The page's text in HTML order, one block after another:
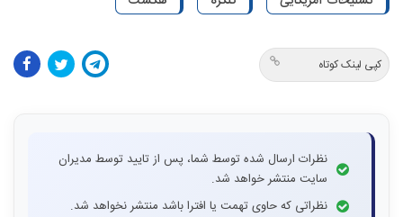
کپی لینک کوتاه
نظرات ارسال شده توسط شما، پس از تایید توسط مدیران
سایت منتشر خواهد شد.
نظراتی که حاوی تهمت یا افترا باشد منتشر نخواهد شد.